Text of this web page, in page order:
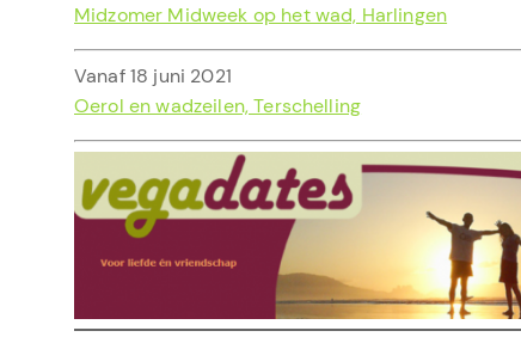
Midzomer Midweek op het wad, Harlingen
Vanaf 18 juni 2021
Oerol en wadzeilen, Terschelling